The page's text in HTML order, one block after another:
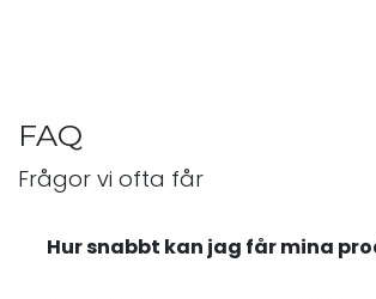
FAQ
Frågor vi ofta får
Hur snabbt kan jag får mina